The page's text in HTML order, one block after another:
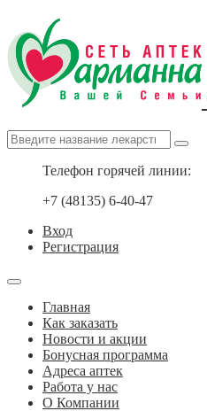
Телефон горячей линии:
+7 (48135) 6-40-47
Вход
Регистрация
Главная
Как заказать
Новости и акции
Бонусная программа
Адреса аптек
Работа у нас
О Компании